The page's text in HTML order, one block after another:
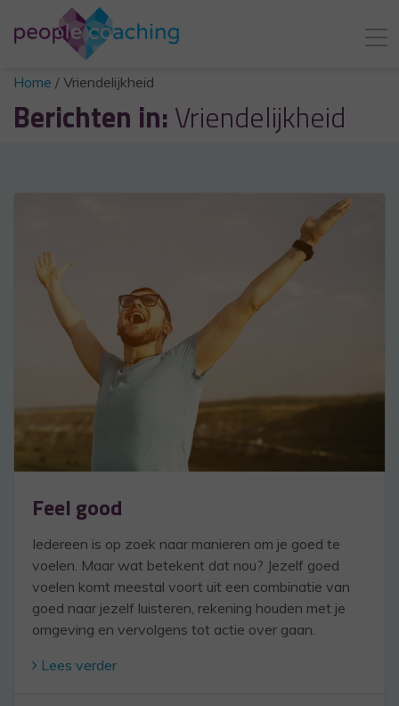
Home / Vriendelijkheid
Berichten in:Vriendelijkheid
Feel good
Iedereen is op zoek naar manieren om je goed te
voelen. Maar wat betekent dat nou? Jezelf goed
voelen komt meestal voort uit een combinatie van
goed naar jezelf luisteren, rekening houden met je
omgeving en vervolgens tot actie over gaan.
Lees verder